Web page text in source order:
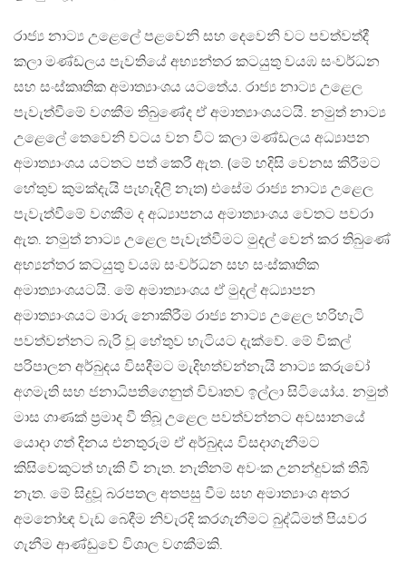
රාජ්‍ය නාට්‍ය උළෙලේ පළවෙනි සහ දෙවෙනි වට පවත්වත්දී
කලා මණ්ඩලය පැවතියේ අභ්‍යන්තර කටයුතු වයඹ සංවර්ධන
සහ සංස්කෘතික අමාත්‍යාංශය යටතේය. රාජ්‍ය නාට්‍ය උළෙල
පැවැත්වීමේ වගකීම තිබුණේද ඒ අමාත්‍යාංශයටයි. නමුත් නාට්‍ය
උළෙලේ තෙවෙනි වටය වන විට කලා මණ්ඩලය අධ්‍යාපන
අමාත්‍යාංශය යටතට පත් කෙරී ඇත. (මේ හදිසි වෙනස කිරීමට
හේතුව කුමක්දැයි පැහැදිලි නැත) එසේම රාජ්‍ය නාට්‍ය උළෙල
පැවැත්වීමේ වගකීම ද අධ්‍යාපනය අමාත්‍යාංශය වෙතට පවරා
ඇත. නමුත් නාට්‍ය උළෙල පැවැත්වීමට මුදල් වෙන් කර තිබුණේ
අභ්‍යන්තර කටයුතු වයඹ සංවර්ධන සහ සංස්කෘතික
අමාත්‍යාංශයටයි. මේ අමාත්‍යාංශය ඒ මුදල් අධ්‍යාපන
අමාත්‍යාංශයට මාරු නොකිරීම රාජ්‍ය නාට්‍ය උළෙල හරිහැටි
පවත්වන්නට බැරි වූ හේතුව හැටියට දැක්වේ. මේ විකල්
පරිපාලන අර්බුදය විසදීමට මැදිහත්වන්නැයි නාට්‍ය කරුවෝ
අගමැති සහ ජනාධිපතිගෙනුත් විවෘතව ඉල්ලා සිටියෝය. නමුත්
මාස ගාණක් ප්‍රමාද වී තිබූ උළෙල පවත්වන්නට අවසානයේ
යොදා ගත් දිනය එනතුරුම ඒ අර්බුදය විසදාගැනීමට
කිසිවෙකුටත් හැකි වී නැත. නැතිනම් අවංක උනන්දුවක් තිබී
නැත. මේ සිදුවූ බරපතල අතපසු වීම සහ අමාත්‍යාංශ අතර
අමනෝඥ වැඩ බෙදීම නිවැරදි කරගැනීමට බුද්ධිමත් පියවර
ගැනීම ආණ්ඩුවේ විශාල වගකීමකි.